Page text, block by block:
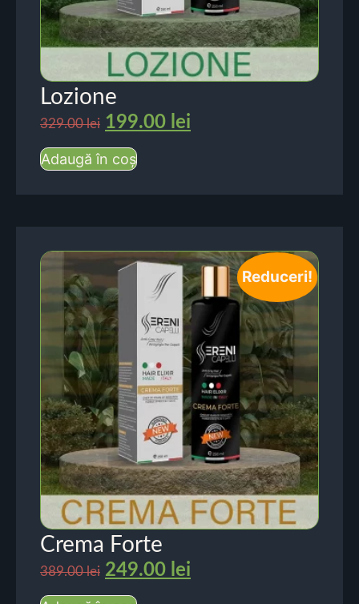
Lozione
329.00lei 199.00 lei
Adaugă în coș
Reduceri!
Crema Forte
389.00lei 249.00 lei